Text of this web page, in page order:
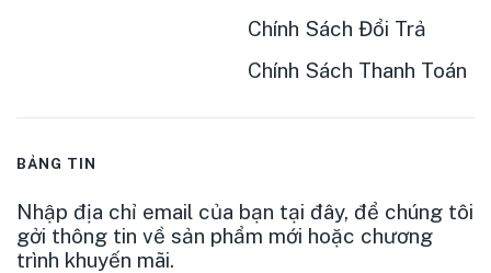
Chính Sách Đổi Trả
Chính Sách Thanh Toán
BẢNG TIN
Nhập địa chỉ email của bạn tại đây, để chúng tôi
gởi thông tin về sản phẩm mới hoặc chương
trình khuyến mãi.